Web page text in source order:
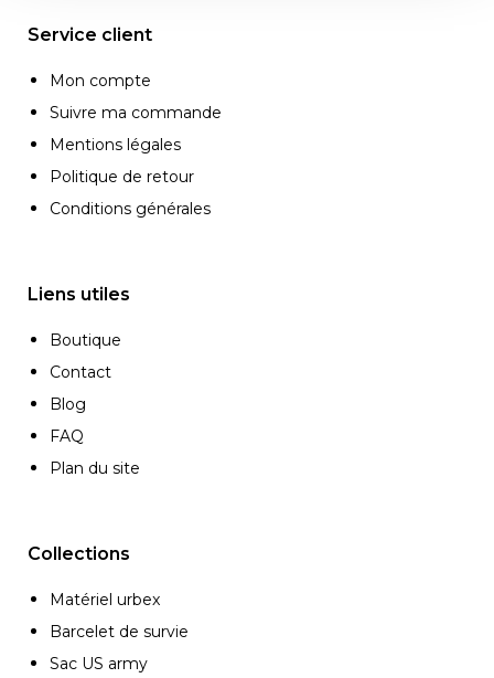
Service client
Mon compte
Suivre ma commande
Mentions légales
Politique de retour
Conditions générales
Liens utiles
Boutique
Contact
Blog
FAQ
Plan du site
Collections
Matériel urbex
Barcelet de survie
Sac US army